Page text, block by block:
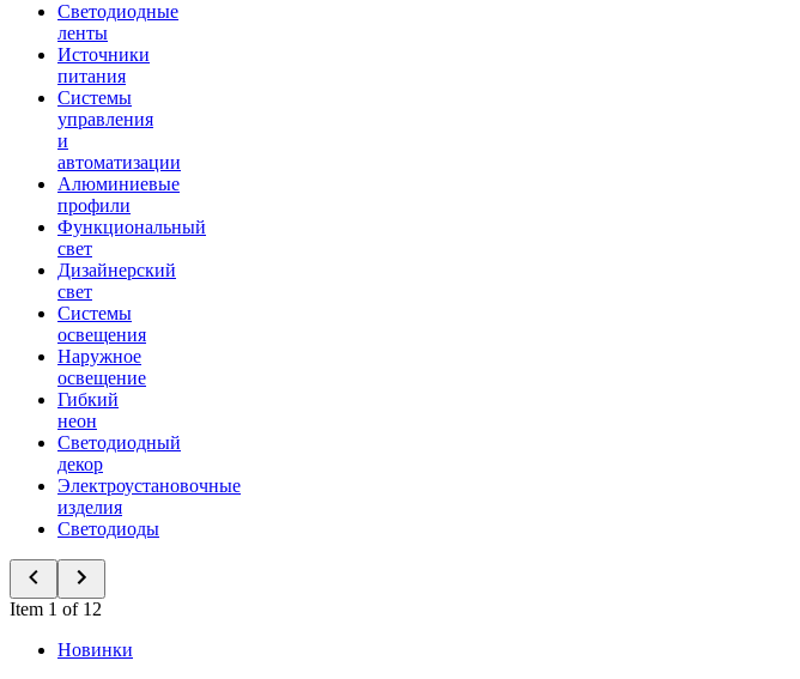
Светодиодные
ленты
Источники
питания
Системы
управления
и
автоматизации
Алюминиевые
профили
Функциональный
свет
Дизайнерский
свет
Системы
освещения
Наружное
освещение
Гибкий
неон
Светодиодный
декор
Электроустановочные
изделия
Светодиоды
Item 1 of 12
Новинки